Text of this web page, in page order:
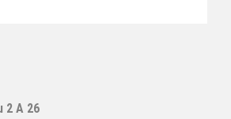
2 A 26